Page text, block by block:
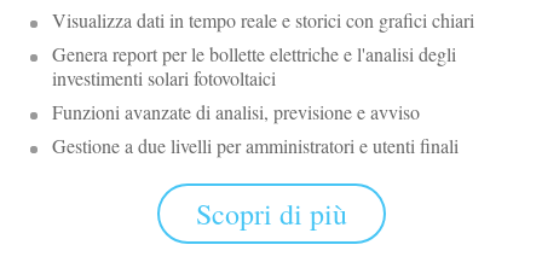
Visualizza dati in tempo reale e storici con grafici chiari
Genera report per le bollette elettriche e l'analisi degli
investimenti solari fotovoltaici
Funzioni avanzate di analisi, previsione e avviso
Gestione a due livelli per amministratori e utenti finali
Scopri di più